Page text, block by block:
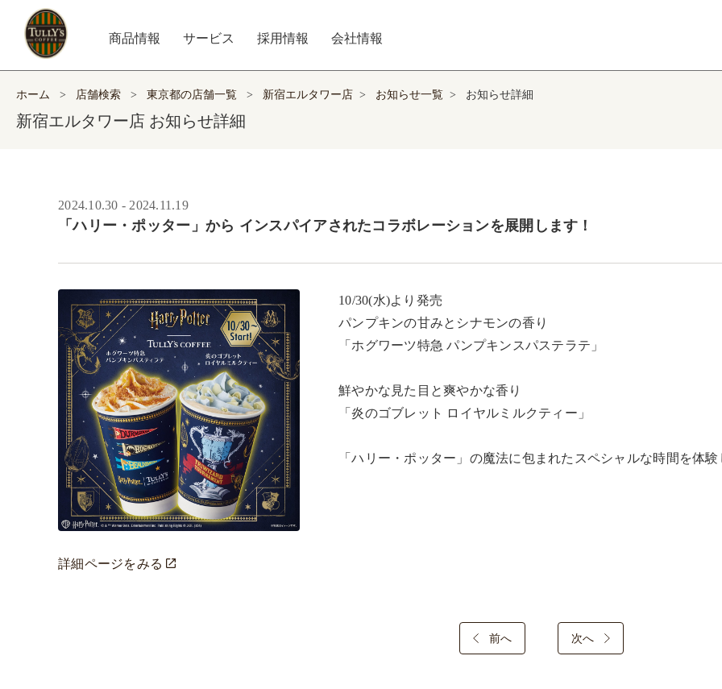
商品情報 サービス 採用情報 会社情報
ホーム > 店舗検索 > 東京都の店舗一覧 > 新宿エルタワー店 > お知らせ一覧 > お知らせ詳細
新宿エルタワー店 お知らせ詳細
2024.10.30 - 2024.11.19
「ハリー・ポッター」から インスパイアされたコラボレーションを展開します！
詳細ページをみる
10/30(水)より発売
パンプキンの甘みとシナモンの香り
「ホグワーツ特急 パンプキンスパステラテ」
鮮やかな見た目と爽やかな香り
「炎のゴブレット ロイヤルミルクティー」
「ハリー・ポッター」の魔法に包まれたスペシャルな時間を体
前へ 次へ